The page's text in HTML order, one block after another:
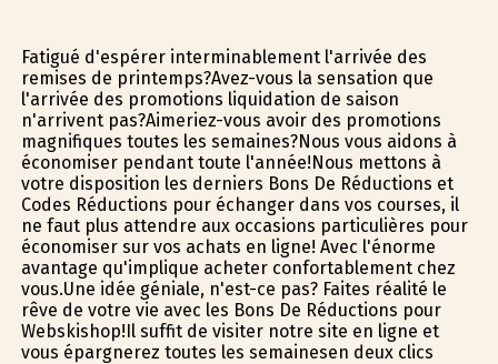
Fatigué d'espérer interminablement l'arrivée des
remises de printemps?Avez-vous la sensation que
l'arrivée des promotions liquidation de saison
n'arrivent pas?Aimeriez-vous avoir des promotions
magnifiques toutes les semaines?Nous vous aidons à
économiser pendant toute l'année!Nous mettons à
votre disposition les derniers Bons De Réductions et
Codes Réductions pour échanger dans vos courses, il
ne faut plus attendre aux occasions particulières pour
économiser sur vos achats en ligne! Avec l'énorme
avantage qu'implique acheter confortablement chez
vous.Une idée géniale, n'est-ce pas? Faites réalité le
rêve de votre vie avec les Bons De Réductions pour
Webskishop!Il suffit de visiter notre site en ligne et
vous épargnerez toutes les semainesen deux clics